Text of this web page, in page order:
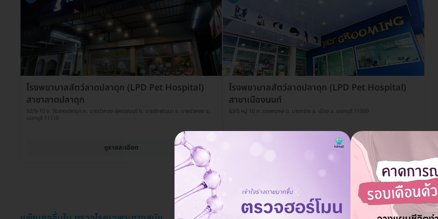
โรงพยาบาลสัตว์ลาดปลาดุก (LPD Pet Hospital)
สาขาลาดปลาดุก
92/9-10 ซ. วัดลาดปลาดุก ถ. บางบัวทอง-สุพรรณบุรี ต. บางรักพัฒนา อ. บางบัวทอง จ.
นนทบุรี 11110
ดูรายละเอียด
โรงพยาบาลสัตว์ลาดปลาดุก (LPD Pet Hospital)
สาขาเมืองนนท์
63/5 หมู่ 10 ถ. ราชพฤกษ์ ต. บางกร่าง อ. เมือง จ. นนทบุรี 11000
ดูรายละเอียด